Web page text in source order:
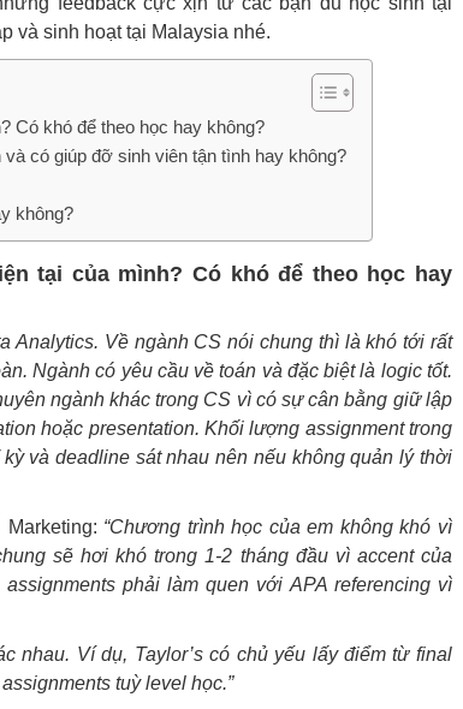
và sinh hoạt tại Malaysia nhé.
Có khó để theo học hay không?
có giúp đỡ sinh viên tận tình hay không?
không?
tại của mình? Có khó để theo học hay
Analytics. Về ngành CS nói chung thì là khó tới rất
Ngành có yêu cầu về toán và đặc biệt là logic tốt.
ngành khác trong CS vì có sự cân bằng giữ lập
hoặc presentation. Khối lượng assignment trong
và deadline sát nhau nên nếu không quản lý thời
“Chương trình học của em không khó vì
sẽ hơi khó trong 1-2 tháng đầu vì accent của
phải làm quen với APA referencing vì
nhau. Ví dụ, Taylor’s có chủ yếu lấy điểm từ final
tuỳ level học.”